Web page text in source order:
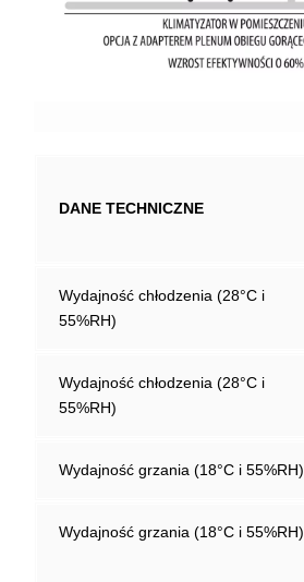
DANE TECHNICZNE
Wydajność chłodzenia (28°C i
55%RH)
Wydajność chłodzenia (28°C i
55%RH)
Wydajność grzania (18°C i 55%RH)
Wydajność grzania (18°C i 55%RH)